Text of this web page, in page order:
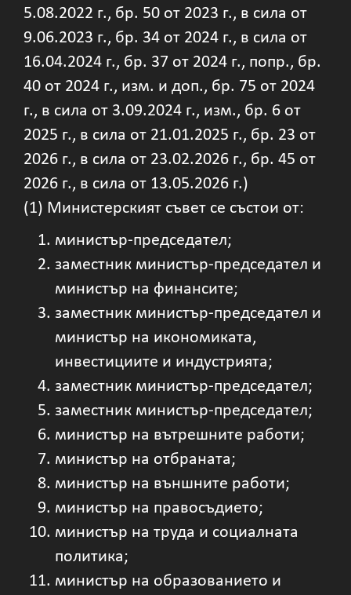
5.08.2022 г., бр. 50 от 2023 г., в сила от
9.06.2023 г., бр. 34 от 2024 г., в сила от
16.04.2024 г., бр. 37 от 2024 г., попр., бр.
40 от 2024 г., изм. и доп., бр. 75 от 2024
г., в сила от 3.09.2024 г., изм., бр. 6 от
2025 г., в сила от 21.01.2025 г., бр. 23 от
2026 г., в сила от 23.02.2026 г., бр. 45 от
2026 г., в сила от 13.05.2026 г.)
(1) Министерският съвет се състои от:
министър-председател;
заместник министър-председател и
министър на финансите;
заместник министър-председател и
министър на икономиката,
инвестициите и индустрията;
заместник министър-председател;
заместник министър-председател;
министър на вътрешните работи;
министър на отбраната;
министър на външните работи;
министър на правосъдието;
министър на труда и социалната
политика;
министър на образованието и